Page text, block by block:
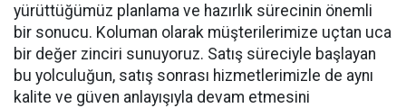
yürüttüğümüz planlama ve hazırlık sürecinin önemli
bir sonucu. Koluman olarak müşterilerimize uçtan uca
bir değer zinciri sunuyoruz. Satış süreciyle başlayan
bu yolculuğun, satış sonrası hizmetlerimizle de aynı
kalite ve güven anlayışıyla devam etmesini